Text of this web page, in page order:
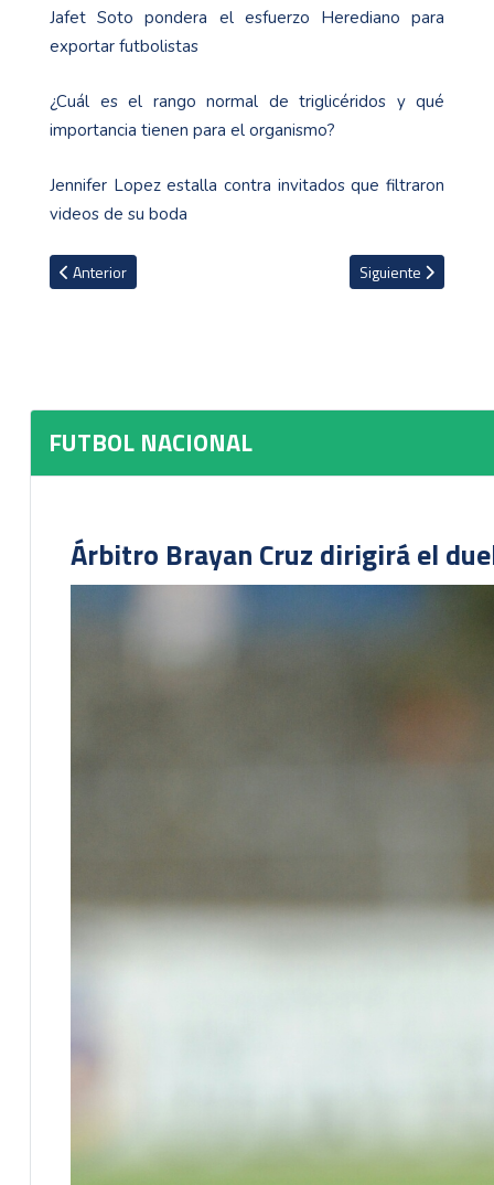
Jafet Soto pondera el esfuerzo Herediano para
exportar futbolistas
¿Cuál es el rango normal de triglicéridos y qué
importancia tienen para el organismo?
Jennifer Lopez estalla contra invitados que filtraron
videos de su boda
Artículo anterior: La Liga y su plan para llevar el clásico al Estadio
Anterior Artículo siguiente:
Siguiente
FUTBOL NACIONAL
Árbitro Brayan Cruz dirigirá el